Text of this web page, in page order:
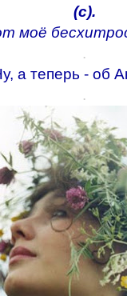
(с).
моё
.
а теперь - об
.